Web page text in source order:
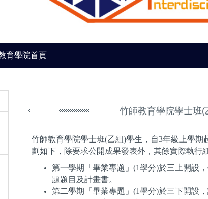
育學院首頁
竹師教育學院學士班(
竹師教育學院學士班(乙組)學生，自3年級上學
劃如下，除要求公開成果發表外，其餘實際執行
第一學期「畢業專題」(1學分)於三上開設
題題目及計畫書。
第二學期「畢業專題」(1學分)於三下開設